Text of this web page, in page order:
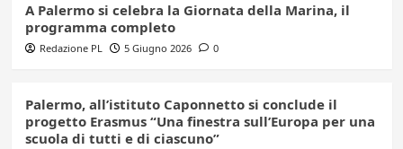
A Palermo si celebra la Giornata della Marina, il
programma completo
Redazione PL 5 Giugno 2026 0
Palermo, all’istituto Caponnetto si conclude il
progetto Erasmus “Una finestra sull’Europa per una
scuola di tutti e di ciascuno”